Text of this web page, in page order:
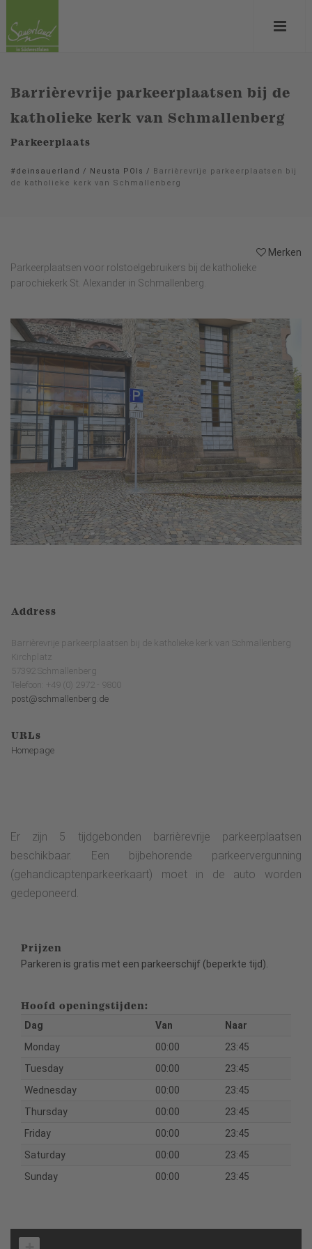
Barrièrevrije parkeerplaatsen bij de
katholieke kerk van Schmallenberg
Parkeerplaats
#deinsauerland / Neusta POIs / Barrièrevrije parkeerplaatsen bij
de katholieke kerk van Schmallenberg
Merken
Parkeerplaatsen voor rolstoelgebruikers bij de katholieke
parochiekerk St. Alexander in Schmallenberg.
Address
Barrièrevrije parkeerplaatsen bij de katholieke kerk van Schmallenberg
Kirchplatz
57392 Schmallenberg
Telefoon: +49 (0) 2972 - 9800
post@schmallenberg.de
URLs
Homepage
Er zijn 5 tijdgebonden barrièrevrije parkeerplaatsen
beschikbaar. Een bijbehorende parkeervergunning
(gehandicaptenparkeerkaart) moet in de auto worden
gedeponeerd.
Prijzen
Parkeren is gratis met een parkeerschijf (beperkte tijd).
Hoofd openingstijden:
Dag Van
Naar
Monday
00:00
23:45
Tuesday
00:00
23:45
Wednesday
00:00
23:45
Thursday
00:00
23:45
Friday
00:00
23:45
Saturday
00:00
23:45
Sunday
00:00 23:45